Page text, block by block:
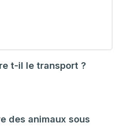
t-il le transport ?
des animaux sous